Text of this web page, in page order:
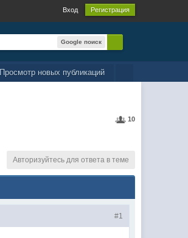
Вход Регистрация
Google поиск
Просмотр новых публикаций
10
Авторизуйтесь для ответа в теме
#1